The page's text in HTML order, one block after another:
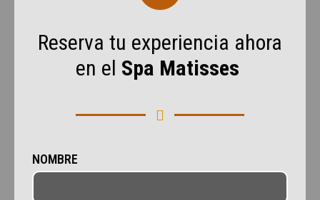
Reserva tu experiencia ahora
en el Spa Matisses
NOMBRE